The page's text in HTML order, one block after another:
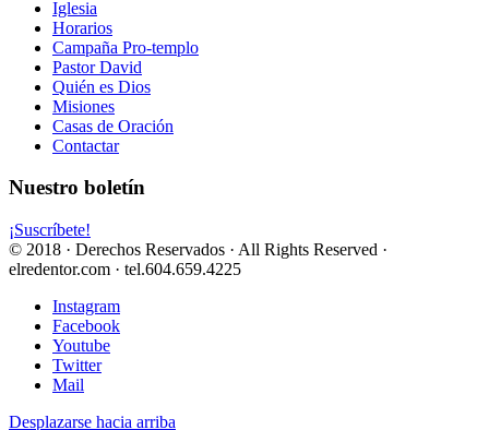
Iglesia
Horarios
Campaña Pro-templo
Pastor David
Quién es Dios
Misiones
Casas de Oración
Contactar
Nuestro boletín
¡Suscríbete!
© 2018 · Derechos Reservados · All Rights Reserved ·
elredentor.com · tel.604.659.4225
Instagram
Facebook
Youtube
Twitter
Mail
Desplazarse hacia arriba